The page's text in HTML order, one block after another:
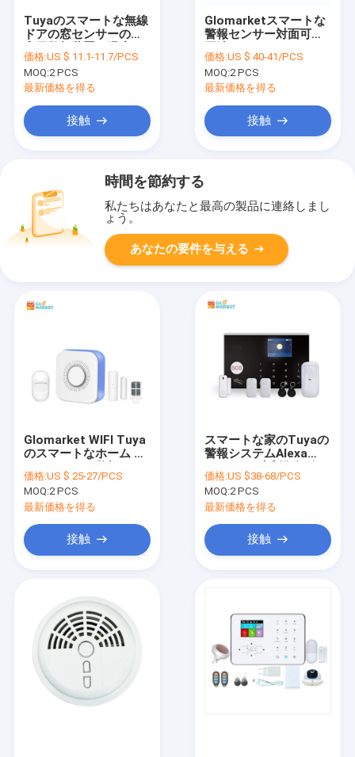
Tuyaのスマートな無線
ドアの窓センサーの住
湿気の検出
価格:US $ 11.1-11.7/PCS
MOQ:2 PCS
最新価格を得る
接触
Glomarketスマートな
警報センサー対面可聴
WiFi GSMの家警報セキ
ュリティ システム
価格:US $ 40-41/PCS
MOQ:2 PCS
最新価格を得る
接触
時間を節約する
私たちはあなたと最高の製品に連絡しまし
ょう。
あなたの要件を与える
Glomarket WIFI Tuya
のスマートなホーム セ
レン システム無線火の
強盗
価格:US $ 25-27/PCS
MOQ:2 PCS
最新価格を得る
接触
スマートな家のTuyaの
警報システムAlexa
Wifi 4G SMSの警報シ
ステム
価格:US $38-68/PCS
MOQ:2 PCS
最新価格を得る
接触